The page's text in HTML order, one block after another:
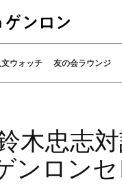
文ウォッチ 友の会ラウンジ
木忠志対
ンロンセ